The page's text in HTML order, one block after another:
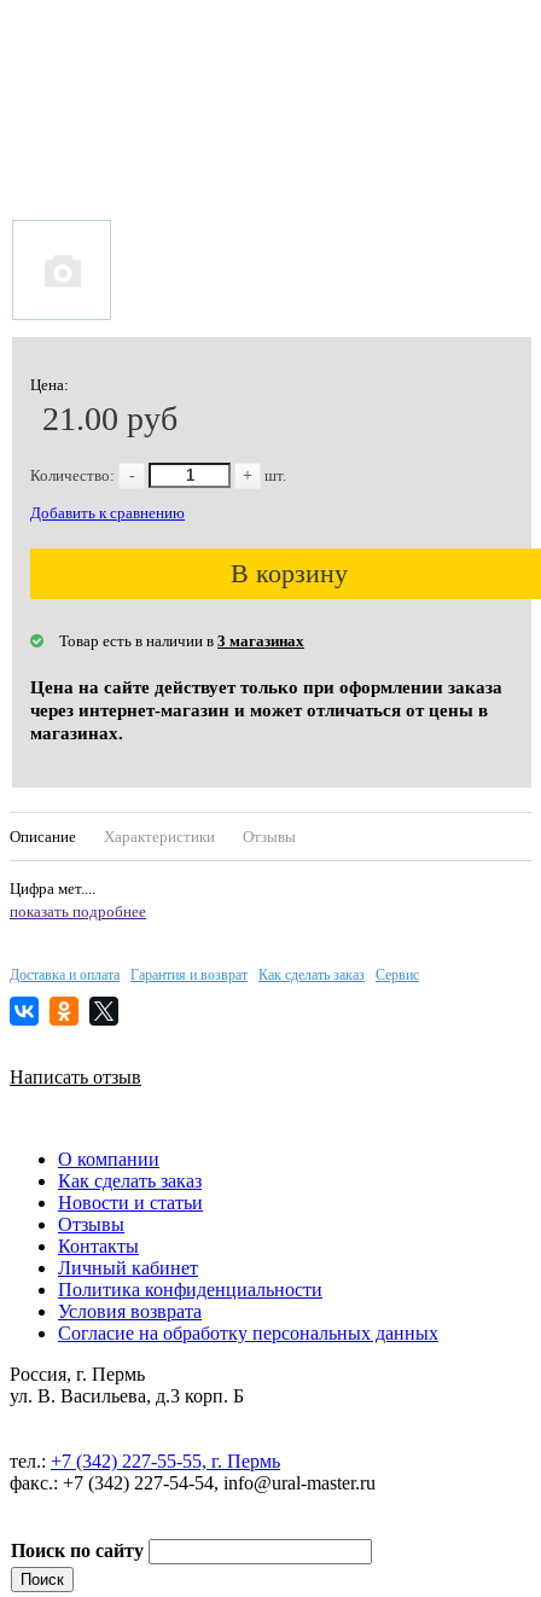
Цена:
21.00 руб
Количество: - + шт.
Добавить к сравнению
В корзину
Товар есть в наличии в 3 магазинах
Цена на сайте действует только при оформлении заказа
через интернет-магазин и может отличаться от цены в
магазинах.
Описание Характеристики Отзывы
Цифра мет....
показать подробнее
Доставка и оплата Гарантия и возврат Как сделать заказ Сервис
Написать отзыв
О компании
Как сделать заказ
Новости и статьи
Отзывы
Контакты
Личный кабинет
Политика конфиденциальности
Условия возврата
Согласие на обработку персональных данных
Россия, г. Пермь
ул. В. Васильева, д.3 корп. Б
тел.: +7 (342) 227-55-55, г. Пермь
факс.: +7 (342) 227-54-54, info@ural-master.ru
Поиск по сайту